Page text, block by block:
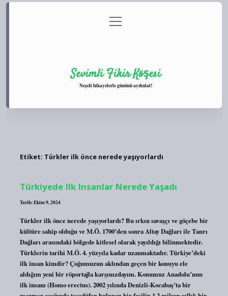
Gizlilik Politikası
menüyü
aç
Sevimli Fikir Köşesi
Neşeli hikayelerle gününü aydınlat!
Etiket: Türkler ilk önce nerede yaşıyorlardı
Türkiyede Ilk Insanlar Nerede Yaşadı
Tarih: Ekim 9, 2024
Türkler ilk önce nerede yaşıyorlardı? Bu ırkın savaşçı ve göçebe bir
kültüre sahip olduğu ve M.Ö. 1700’den sonra Altay Dağları ile Tanrı
Dağları arasındaki bölgede kitlesel olarak yayıldığı bilinmektedir.
Türklerin tarihi M.Ö. 4. yüzyıla kadar uzanmaktadır. Türkiye’deki
ilk insan kimdir? Çoğumuzun aklından geçen bir konuyu ele
aldığım yeni bir röportajla karşınızdayım. Konumuz Anadolu’nun
ilk insanı (Homo erectus). 2002 yılında Denizli-Kocabaş’ta bir